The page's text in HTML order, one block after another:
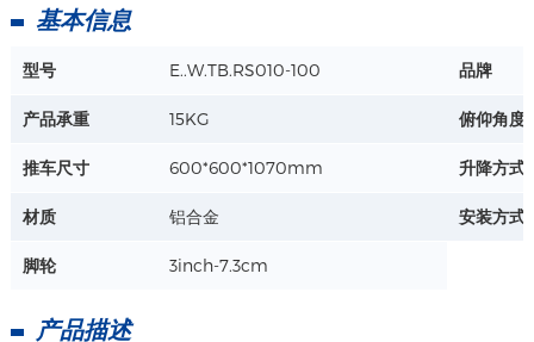
尺寸：340*213*149mm
工艺：注塑
塑料卡扣-φ 25mm/φ 32mm/φ 50mm 规格
φ 25mm/φ 32mm/φ 50mm
基本信息
型号 E..W.TB.RS010-100 品牌
产品承重 15KG 俯仰角度
推车尺寸 600*600*1070mm 升降方式
材质 铝合金 安装方式
脚轮 3inch-7.3cm
产品描述